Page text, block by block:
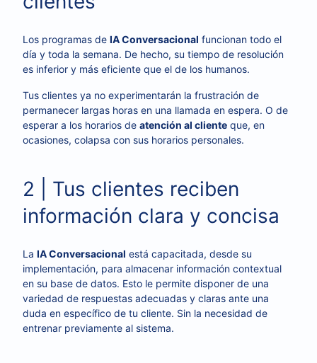
Los programas de IA Conversacional funcionan todo el
día y toda la semana. De hecho, su tiempo de resolución
es inferior y más eficiente que el de los humanos.
Tus clientes ya no experimentarán la frustración de
permanecer largas horas en una llamada en espera. O de
esperar a los horarios de atención al cliente que, en
ocasiones, colapsa con sus horarios personales.
2 | Tus clientes reciben
información clara y concisa
La IA Conversacional está capacitada, desde su
implementación, para almacenar información contextual
en su base de datos. Esto le permite disponer de una
variedad de respuestas adecuadas y claras ante una
duda en específico de tu cliente. Sin la necesidad de
entrenar previamente al sistema.